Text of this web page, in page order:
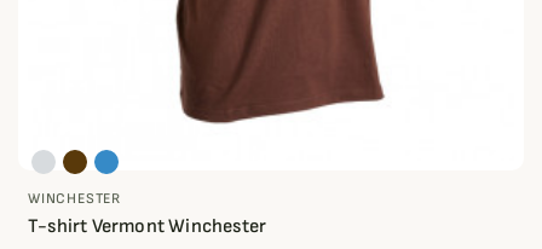
WINCHESTER
T-shirt Vermont Winchester